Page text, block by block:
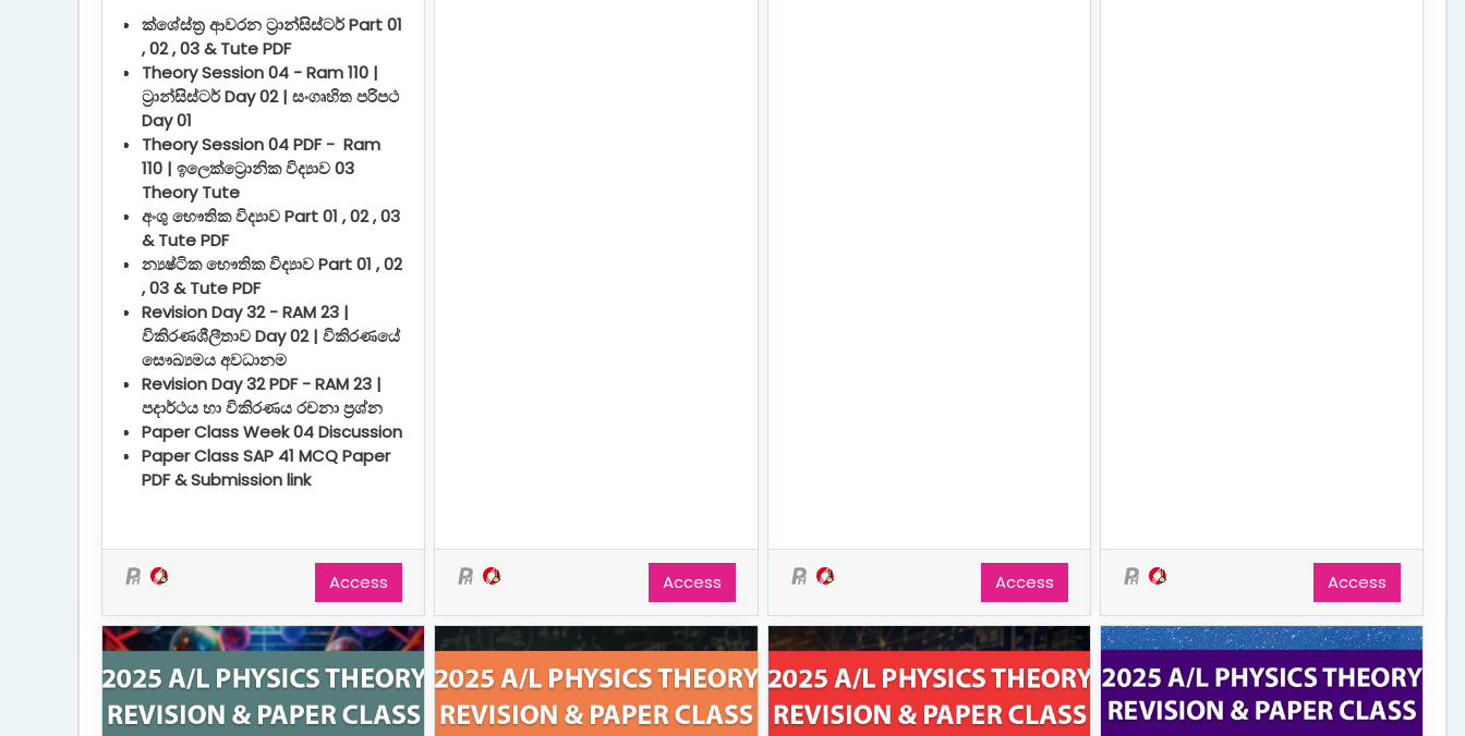
ක්ශේස්ත්‍ර ආවරන ට්‍රාන්සිස්ටර් Part 01
, 02 , 03 & Tute PDF
Theory Session 04 - Ram 110 |
ට්‍රාන්සිස්ටර් Day 02 | සංගෘහිත පරිපථ
Day 01
Theory Session 04 PDF - Ram
110 | ඉලෙක්ට්‍රොනික විද්‍යාව 03
Theory Tute
අංශු භෞතික විද්‍යාව Part 01 , 02 , 03
& Tute PDF
න්‍යෂ්ටික භෞතික විද්‍යාවPart 01 , 02
, 03 & Tute PDF
Revision Day 32 - RAM 23 |
විකිරණශීලීතාව Day 02 | විකිරණයේ
සෞඛ්‍යමය අවධානම
Revision Day 32 PDF - RAM 23 |
පදාර්ථය හා විකිරණය රචනා ප්‍රශ්න
Paper Class Week 04 Discussion
Paper Class SAP 41 MCQ Paper
PDF & Submission link
Access Access Access Access